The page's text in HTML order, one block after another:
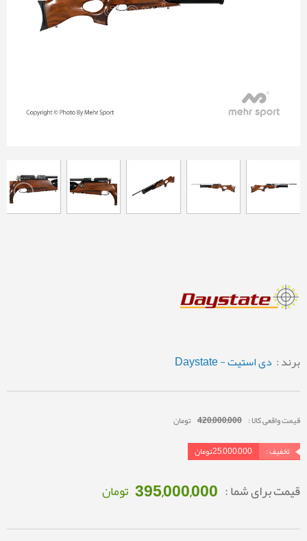
برند : دی استیت - Daystate
قیمت واقعی کالا : 420,000,000 تومان
تخفیف :
25,000,000تومان
قیمت برای شما : 395,000,000 تومان